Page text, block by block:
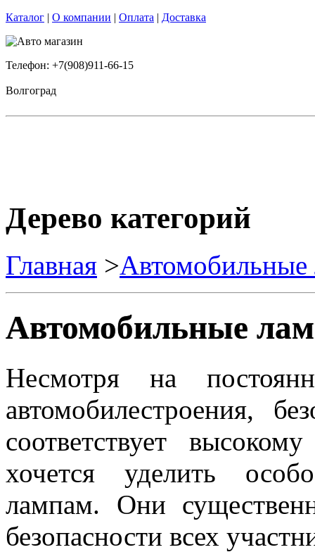
Каталог | О компании | Оплата | Доставка
Телефон: +7(908)911-66-15
Волгоград
Дерево категорий
Главная >
Автомобильные
Несмотря на
автомобилестроения,
соответствует
хочется уделить
лампам. Они
безопасности всех